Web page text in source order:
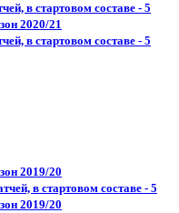
в стартовом составе - 5
2020/21
в стартовом составе - 5
2019/20
в стартовом составе - 5
2019/20